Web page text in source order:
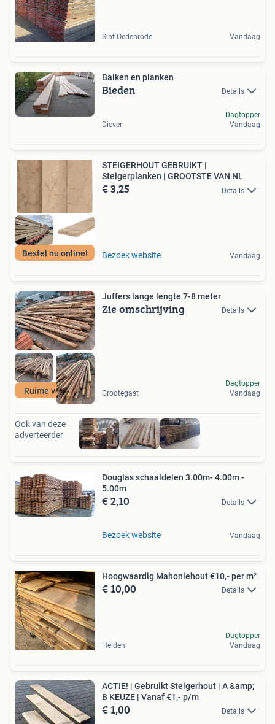
Sint-Oedenrode Vandaag
Balken en planken
Bieden Details
Diever
Dagtopper
Vandaag
Bestel nu online!
STEIGERHOUT GEBRUIKT |
Steigerplanken | GROOTSTE VAN NL
€ 3,25 Details
Bezoek website Vandaag
Ruime voorraad
Juffers lange lengte 7-8 meter
Zie omschrijving Details
Grootegast
Dagtopper
Vandaag
Ook van deze
adverteerder
Douglas schaaldelen 3.00m- 4.00m -
5.00m
€ 2,10 Details
Bezoek website Vandaag
Hoogwaardig Mahoniehout €10,- per m²
€ 10,00 Details
Helden
Dagtopper
Vandaag
ACTIE! | Gebruikt Steigerhout | A &amp;
B KEUZE | Vanaf €1,- p/m
€ 1,00 Details